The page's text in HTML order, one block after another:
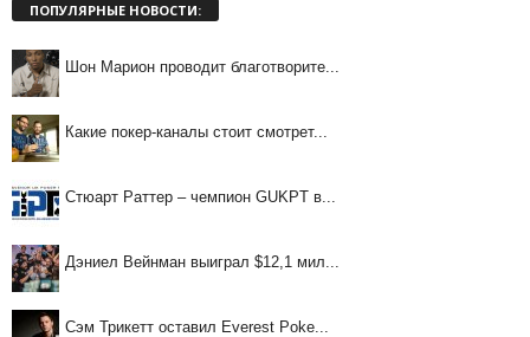
ПОПУЛЯРНЫЕ НОВОСТИ:
Шон Марион проводит благотворите...
Какие покер-каналы стоит смотрет...
Стюарт Раттер – чемпион GUKPT в...
Дэниел Вейнман выиграл $12,1 мил...
Сэм Трикетт оставил Everest Poke...